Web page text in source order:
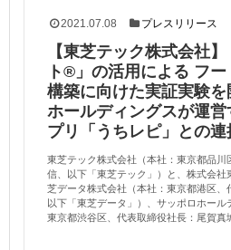
2021.07.08 プレスリリース
【東芝テック株式会社
ト®」の活用による フ
構築に向けた実証実験
ホールディングスが運
プリ「うちレピ」との連
東芝テック株式会社（本社：東京都品川
信、以下「東芝テック」）と、株式会社
芝データ株式会社（本社：東京都港区、
以下「東芝データ」）、サッポロホール
東京都渋谷区、代表取締役社長：尾賀真